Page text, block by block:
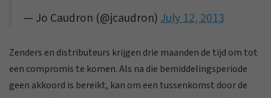
— Jo Caudron (@jcaudron) July 12, 2013
Zenders en distributeurs krijgen drie maanden de tijd om tot
een compromis te komen. Als na die bemiddelingsperiode
geen akkoord is bereikt, kan om een tussenkomst door de